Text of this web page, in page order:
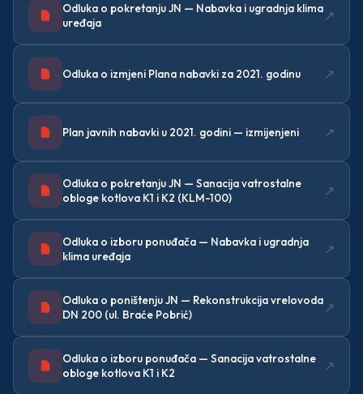
Odluka o pokretanju JN — Nabavka i ugradnja klima
uređaja
↗
Odluka o izmjeni Plana nabavki za 2021. godinu ↗
Plan javnih nabavki u 2021. godini — izmijenjeni ↗
Odluka o pokretanju JN — Sanacija vatrostalne
obloge kotlova K1 i K2 (KLM-100)
↗
Odluka o izboru ponuđača — Nabavka i ugradnja
klima uređaja
↗
Odluka o poništenju JN — Rekonstrukcija vrelovoda
DN 200 (ul. Braće Pobrić)
↗
Odluka o izboru ponuđača — Sanacija vatrostalne
obloge kotlova K1 i K2
↗